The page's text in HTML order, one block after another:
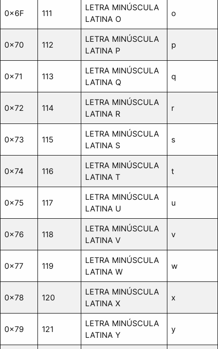
0x6F 111
LETRA MINÚSCULA
LATINA O
o
0x70 112
LETRA MINÚSCULA
LATINA P
p
0x71 113
LETRA MINÚSCULA
LATINA Q
q
0x72 114
LETRA MINÚSCULA
LATINA R
r
0x73 115
LETRA MINÚSCULA
LATINA S
s
0x74 116
LETRA MINÚSCULA
LATINA T
t
0x75 117
LETRA MINÚSCULA
LATINA U
u
0x76 118
LETRA MINÚSCULA
LATINA V
v
0x77 119
LETRA MINÚSCULA
LATINA W
w
0x78 120
LETRA MINÚSCULA
LATINA X
x
0x79 121
LETRA MINÚSCULA
LATINA Y
y